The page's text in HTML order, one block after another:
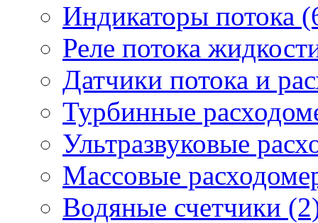
Индикаторы потока
Реле потока
Датчики потока и
Турбинные
Ультразвуковые
Массовые
Водяные счетчики